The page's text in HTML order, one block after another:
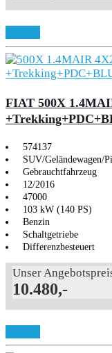
FIAT 500X
574137
SUV/Geländewagen/
Gebrauchtfahrzeug
12/2016
47000
103 kW (140 PS)
Benzin
Schaltgetriebe
Differenzbesteuert
Unser
10.480,-